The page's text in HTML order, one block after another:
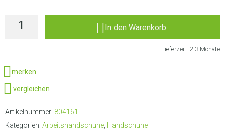
In den Warenkorb
Lieferzeit: 2-3 Monate
merken
vergleichen
Artikelnummer: 804161
Kategorien: Arbeitshandschuhe Handschuhe